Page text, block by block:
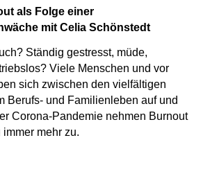
als Folge einer
mit Celia Schönstedt
Ständig gestresst, müde,
Viele Menschen und vor
sich zwischen den vielfältigen
Berufs- und Familienleben auf und
Corona-Pandemie nehmen Burnout
mehr zu.